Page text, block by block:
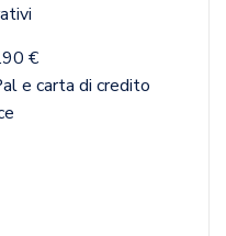
€
e carta di credito